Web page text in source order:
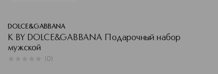
DOLCE&GABBANA
K BY DOLCE&GABBANA Подарочный набор
мужской
(0)